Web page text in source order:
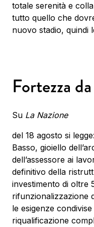
totale serenità e
tutto quello che
nuovo stadio, quindi
Fortezza
Su La Nazione
del 18 agosto si
Basso, gioiello
dell’assessore ai
definitivo della
investimento di oltre
rifunzionalizzazione
le esigenze
riqualificazione